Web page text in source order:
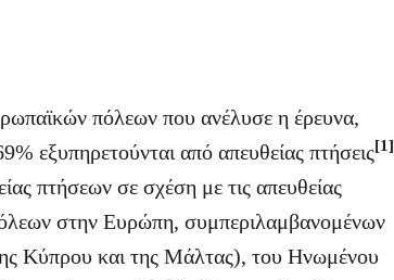
πόλεων που ανέλυσε η έρευνα,
εξυπηρετούνται από απευθείας πτήσεις[1]
πτήσεων σε σχέση με τις απευθείας
στην Ευρώπη, συμπεριλαμβανομένων
Κύπρου και της Μάλτας), του Ηνωμένου